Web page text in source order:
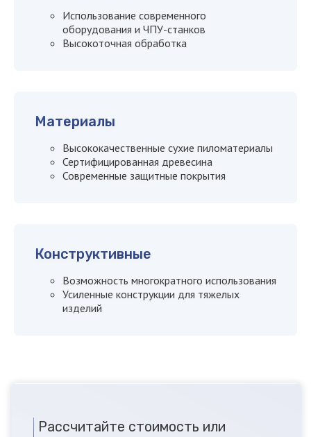
Использование современного
оборудования и ЧПУ-станков
Высокоточная обработка
Материалы
Высококачественные сухие пиломатериалы
Сертифицированная древесина
Современные защитные покрытия
Конструктивные
Возможность многократного использования
Усиленные конструкции для тяжелых
изделий